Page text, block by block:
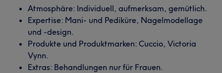
Atmosphäre: Individuell, aufmerksam, gemütlich.
Expertise: Mani- und Pediküre, Nagelmodellage
und -design.
Produkte und Produktmarken: Cuccio, Victoria
Vynn.
Extras: Behandlungen nur für Frauen.